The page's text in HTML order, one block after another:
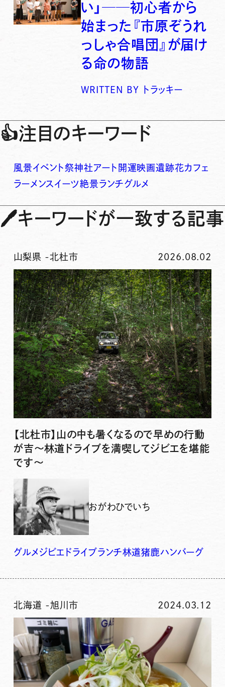
い」──初心者から
始まった『市原ぞうれ
っしゃ合唱団』が届け
る命の物語
WRITTEN BY トラッキー
👍注目のキーワード
風景イベント祭神社アート 開運映画遺跡花カフェ
ラーメンスイーツ絶景ランチグルメ
🖊キーワードが一致する記事
山梨県 -北杜市 2026.08.02
【北杜市】山の中も暑くなるので早めの行動
が吉〜林道ドライブを満喫してジビエを堪能
です〜
おがわひでいち
グルメ ジビエ ドライブランチ林道猪鹿ハンバーグ
北海道 -旭川市 2024.03.12